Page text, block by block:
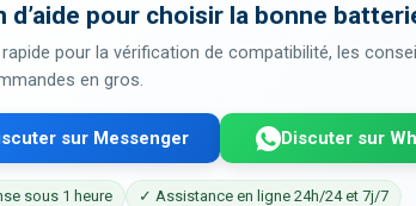
d’aide pour choisir la bonne
rapide pour la vérification de compatibilité, les
en gros.
sur Messenger Discuter sur
sous 1 heure
✓ Assistance en ligne 24h/24 et 7j/7